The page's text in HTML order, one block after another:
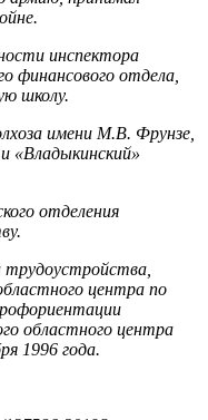
инспектора
финансового отдела,
школу.
имени М.В. Фрунзе,
«Владыкинский»
отделения
трудоустройства,
центра по
областного центра
1996 года.